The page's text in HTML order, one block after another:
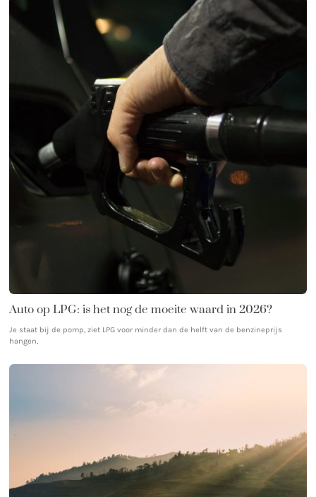
Auto op LPG: is het nog de moeite waard in 2026?
Je staat bij de pomp, ziet LPG voor minder dan de helft van de benzineprijs
hangen,